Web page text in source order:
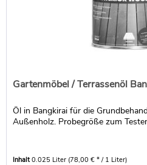
Gartenmöbel / Terrassenöl
Öl in Bangkirai für die
Außenholz. Probegröße zum
Inhalt0.025 Liter (78,00 € * / 1 Liter)